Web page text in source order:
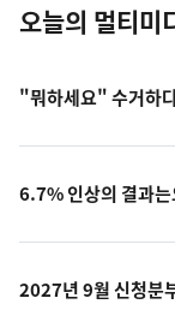
오늘의 멀티미
"뭐하세요" 수거하
6.7% 인상의 결과는
2027년 9월 신청분